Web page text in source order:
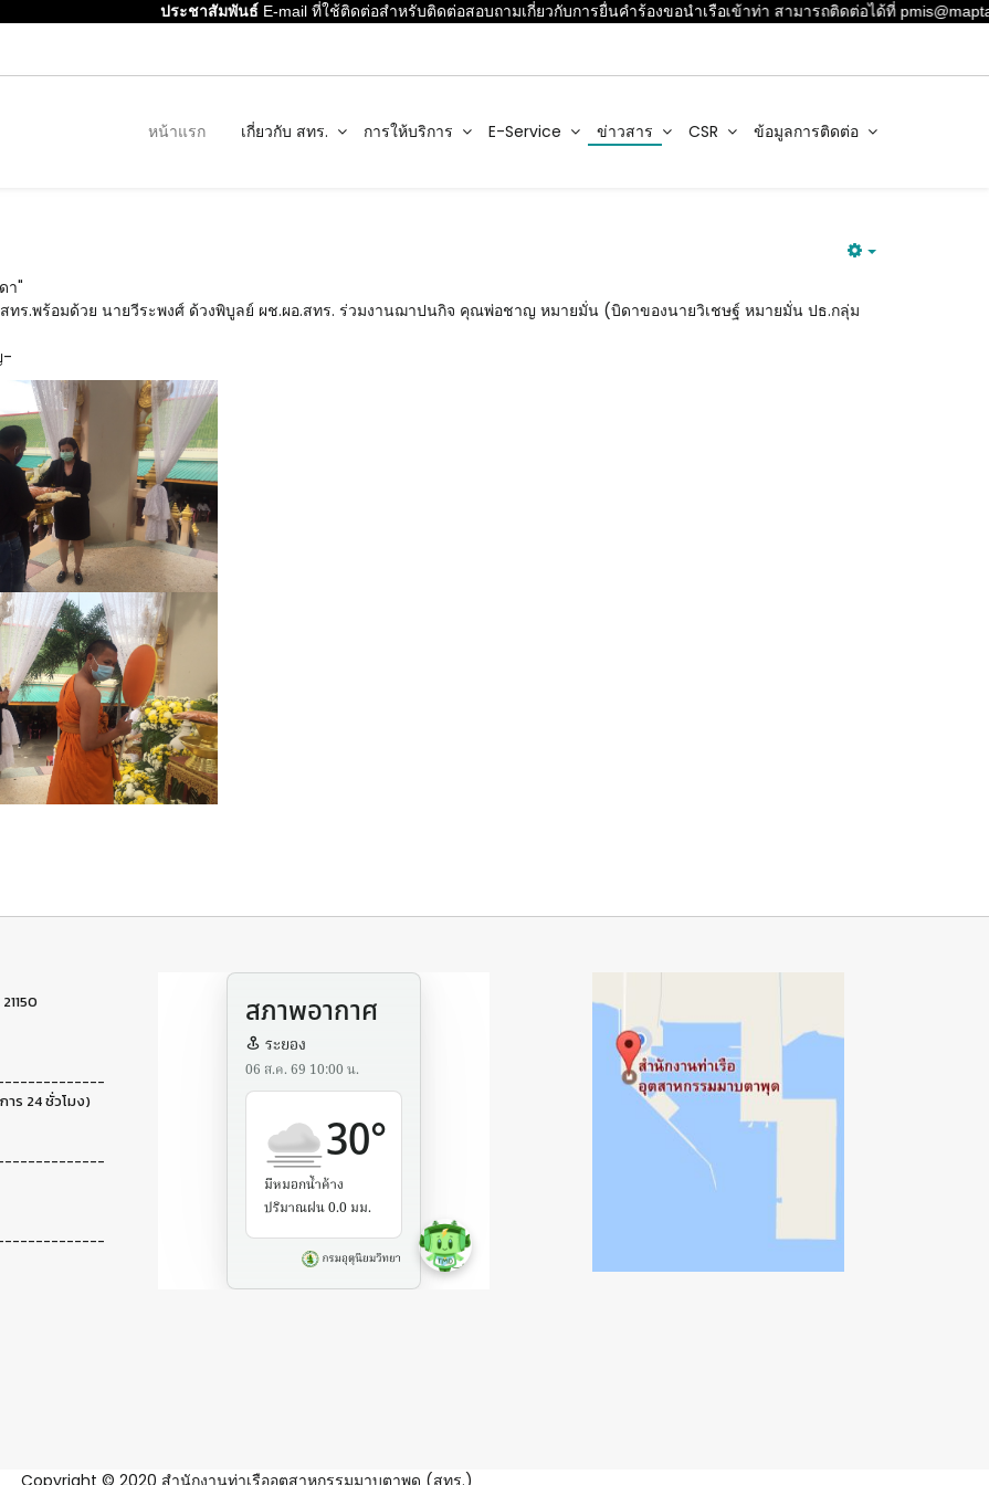
ประชาสัมพันธ์E-mail ที่ใช้ติดต่อสำหรับติดต่อสอบถามเกี่ยวกับการยื่นคำร้องขอนำเรือเข้าท่า สามารถติดต่อได้ที่
หน้าแรก เกี่ยวกับ สทร. การให้บริการ E-Service ข่าวสาร CSR ข้อมูลการติดต่อ
า"
ทร.พร้อมด้วย นายวีระพงศ์ ด้วงพิบูลย์ ผช.ผอ.สทร. ร่วมงานฌาปนกิจ คุณพ่อชาญ หมายมั่น (บิดาของนายวิเชษฐ์ หมายมั่น ปธ.กลุ่ม
-
าร 24 ชั่วโมง)